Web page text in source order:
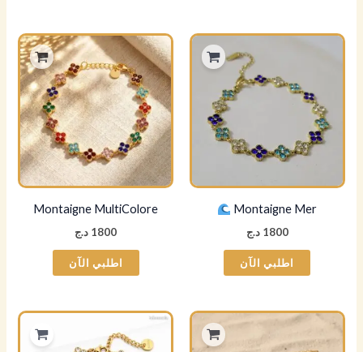
Montaigne Mer
1800 د.ج
اطلبي الآن
Montaigne MultiColore
1800 د.ج
اطلبي الآن